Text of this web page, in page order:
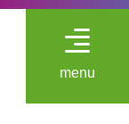
menu